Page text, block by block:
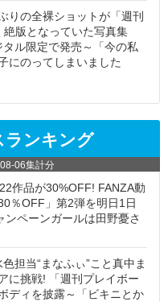
りの全裸ショットが「週刊
版となっていた写真集
タル限定で発売～「今の私
にのってしまいました
ランキング
06集計分
作品が30%OFF! FANZA動
％OFF」第2弾を明日1日
ペーンガールは田野憂さ
担当“まなふぃ”こと真中ま
に挑戦! 「週刊プレイボー
ディを披露～「ビキニとか